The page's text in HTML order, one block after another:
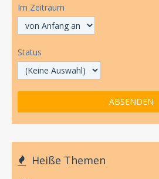
Im Zeitraum
Status
Heiße Themen